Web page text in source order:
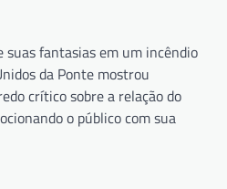
suas fantasias em um incêndio
da Ponte mostrou
crítico sobre a relação do
o público com sua